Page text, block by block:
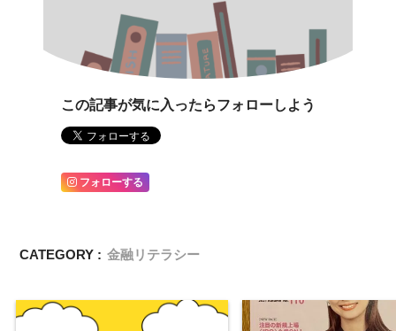
この記事が気に入ったらフォローしよう
フォローする
CATEGORY : 金融リテラシー